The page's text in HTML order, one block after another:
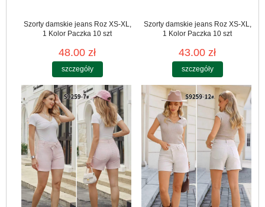
Szorty damskie jeans Roz XS-XL,
1 Kolor Paczka 10 szt
48.00 zł
szczegóły
Szorty damskie jeans Roz XS-XL,
1 Kolor Paczka 10 szt
43.00 zł
szczegóły